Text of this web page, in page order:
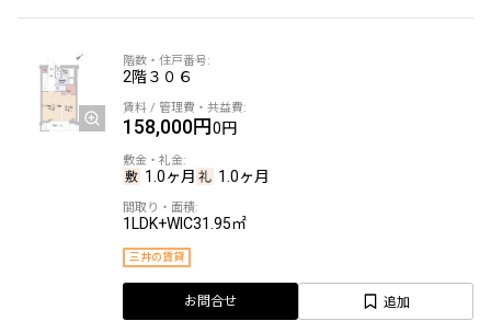
2階３０６
158,000円0円
1.0ヶ月 1.0ヶ月
1LDK+WIC31.95㎡
三井の賃貸
お問合せ 追加